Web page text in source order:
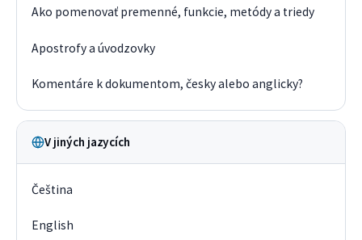
Ako pomenovať premenné, funkcie, metódy a triedy
Apostrofy a úvodzovky
Komentáre k dokumentom, česky alebo anglicky?
V jiných jazycích
Čeština
English